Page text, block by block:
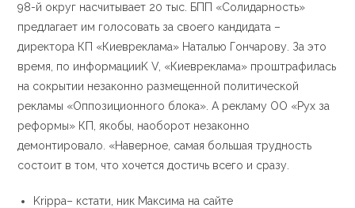
98-й округ насчитывает 20 тыс. БПП «Солидарность»
предлагает им голосовать за своего кандидата –
директора КП «Киевреклама» Наталью Гончарову. За это
время, по информацииK V, «Киевреклама» проштрафилась
на сокрытии незаконно размещенной политической
рекламы «Оппозиционного блока». А рекламу ОО «Рух за
реформы» КП, якобы, наоборот незаконно
демонтировало. «Наверное, самая большая трудность
состоит в том, что хочется достичь всего и сразу.
Krippa– кстати, ник Максима на сайте